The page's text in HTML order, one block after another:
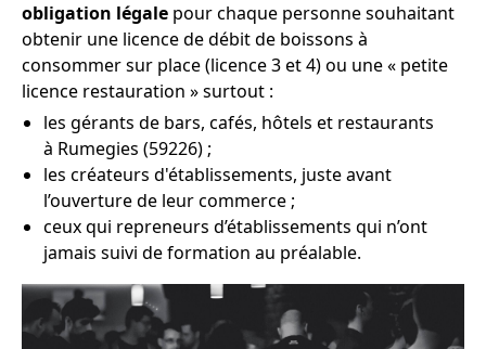
obligation légale pour chaque personne souhaitant
obtenir une licence de débit de boissons à
consommer sur place (licence 3 et 4) ou une « petite
licence restauration » surtout :
les gérants de bars, cafés, hôtels et restaurants
à Rumegies (59226) ;
les créateurs d'établissements, juste avant
l’ouverture de leur commerce ;
ceux qui repreneurs d’établissements qui n’ont
jamais suivi de formation au préalable.